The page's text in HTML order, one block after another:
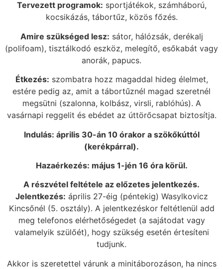
Tervezett programok: sportjátékok, számháború,
kocsikázás, tábortűz, közös főzés.
Amire szükséged lesz: sátor, hálózsák, derékalj
(polifoam), tisztálkodó eszköz, melegítő, esőkabát vagy
anorák, papucs.
Étkezés: szombatra hozz magaddal hideg élelmet,
estére pedig az, amit a tábortűznél magad szeretnél
megsütni (szalonna, kolbász, virsli, rablóhús). A
vasárnapi reggelit és ebédet az úttörőcsapat biztosítja.
Indulás: április 30-án 10 órakor a szökőkúttól
(kerékpárral).
Hazaérkezés: május 1-jén 16 óra körül.
A részvétel feltétele az előzetes jelentkezés.
Jelentkezés: április 27-éig (péntekig) Wasylkovicz
Kincsőnél (5. osztály). A jelentkezéskor feltétlenül add
meg telefonos elérhetőségedet (a sajátodat vagy
valamelyik szülőét), hogy szükség esetén értesíteni
tudjunk.
Akkor is szeretettel várunk a minitáborozáson, ha nincs